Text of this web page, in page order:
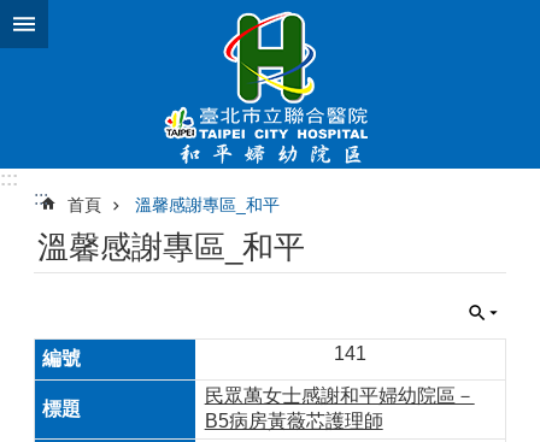
跳到主要內容區塊
:::
:::
首頁 溫馨感謝專區_和平
溫馨感謝專區_和平
141
民眾萬女士感謝和平婦幼院區－
B5病房黃薇芯護理師